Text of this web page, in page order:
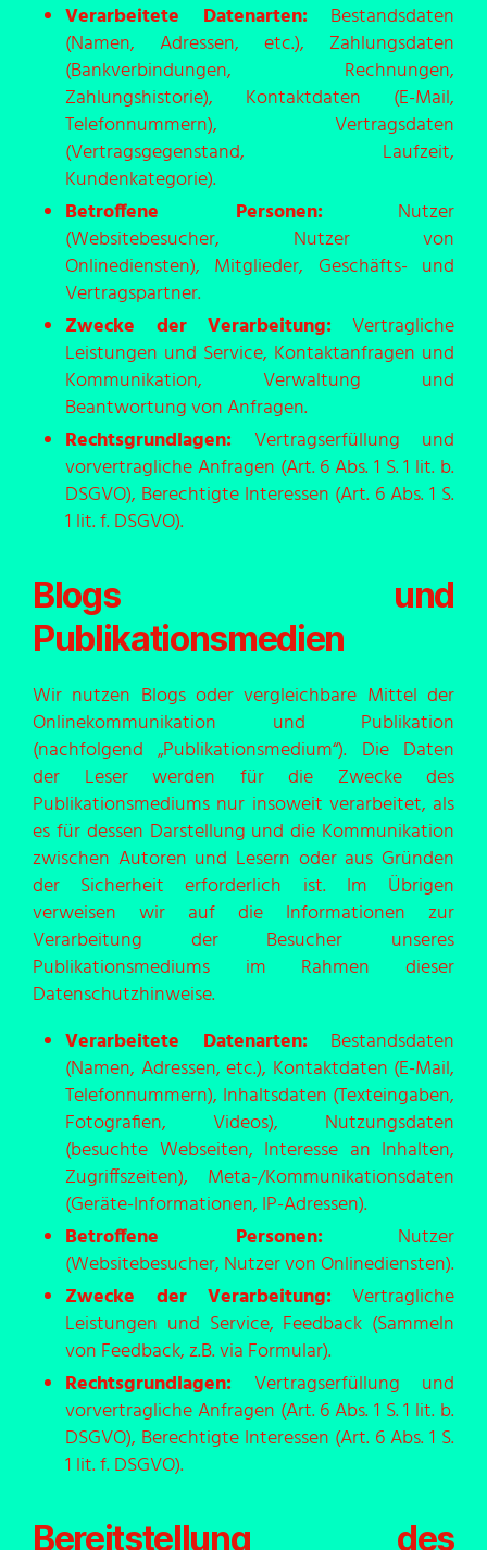
Verarbeitete Datenarten: Bestandsdaten
(Namen, Adressen, etc.), Zahlungsdaten
(Bankverbindungen, Rechnungen,
Zahlungshistorie), Kontaktdaten (E-Mail,
Telefonnummern), Vertragsdaten
(Vertragsgegenstand, Laufzeit,
Kundenkategorie).
Betroffene Personen:Nutzer
(Websitebesucher, Nutzer von
Onlinediensten), Mitglieder, Geschäfts- und
Vertragspartner.
Zwecke der Verarbeitung: Vertragliche
Leistungen und Service, Kontaktanfragen und
Kommunikation, Verwaltung und
Beantwortung von Anfragen.
Rechtsgrundlagen: Vertragserfüllung und
vorvertragliche Anfragen (Art. 6 Abs. 1 S. 1 lit. b.
DSGVO), Berechtigte Interessen (Art. 6 Abs. 1 S.
1 lit. f. DSGVO).
Blogs und
Publikationsmedien
Wir nutzen Blogs oder vergleichbare Mittel der
Onlinekommunikation und Publikation
(nachfolgend „Publikationsmedium“). Die Daten
der Leser werden für die Zwecke des
Publikationsmediums nur insoweit verarbeitet, als
es für dessen Darstellung und die Kommunikation
zwischen Autoren und Lesern oder aus Gründen
der Sicherheit erforderlich ist. Im Übrigen
verweisen wir auf die Informationen zur
Verarbeitung der Besucher unseres
Publikationsmediums im Rahmen dieser
Datenschutzhinweise.
Verarbeitete Datenarten: Bestandsdaten
(Namen, Adressen, etc.), Kontaktdaten (E-Mail,
Telefonnummern), Inhaltsdaten (Texteingaben,
Fotografien, Videos), Nutzungsdaten
(besuchte Webseiten, Interesse an Inhalten,
Zugriffszeiten), Meta-/Kommunikationsdaten
(Geräte-Informationen, IP-Adressen).
Betroffene Personen:Nutzer
(Websitebesucher, Nutzer von Onlinediensten).
Zwecke der Verarbeitung: Vertragliche
Leistungen und Service, Feedback (Sammeln
von Feedback, z.B. via Formular).
Rechtsgrundlagen: Vertragserfüllung und
vorvertragliche Anfragen (Art. 6 Abs. 1 S. 1 lit. b.
DSGVO), Berechtigte Interessen (Art. 6 Abs. 1 S.
1 lit. f. DSGVO).
Bereitstellung des